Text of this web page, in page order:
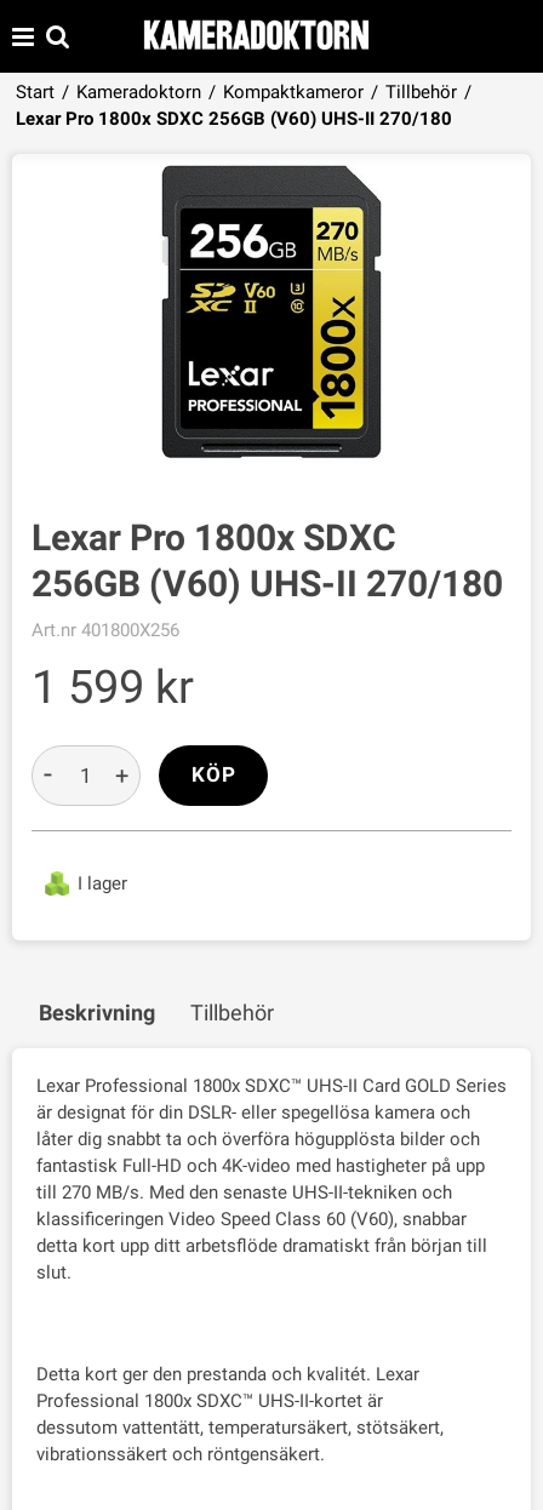
Start / Kameradoktorn / Kompaktkameror / Tillbehör /
Lexar Pro 1800x SDXC 256GB (V60) UHS-II 270/180
Produkten har lagts i din varukorg
VISA VARUKORGEN TILL KASSAN
Lexar Pro 1800x SDXC
256GB (V60) UHS-II 270/180
Art.nr 401800X256
1 599
I lager
- + KÖP
Beskrivning Tillbehör
Lexar Professional 1800x SDXC™ UHS-II Card GOLD Series
är designat för din DSLR- eller spegellösa kamera och
låter dig snabbt ta och överföra högupplösta bilder och
fantastisk Full-HD och 4K-video med hastigheter på upp
till 270 MB/s. Med den senaste UHS-II-tekniken och
klassificeringen Video Speed ​​Class 60 (V60), snabbar
detta kort upp ditt arbetsflöde dramatiskt från början till
slut.
Detta kort ger den prestanda och kvalitét. Lexar
Professional 1800x SDXC™ UHS-II-kortet är
dessutom vattentätt, temperatursäkert, stötsäkert,
vibrationssäkert och röntgensäkert.